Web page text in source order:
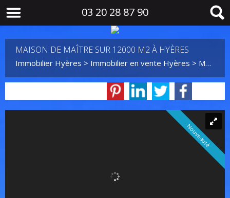
03 20 28 87 90
MAISON DE MAÎTRE SUR 12000 M2 À HYÈRES
Immobilier Hyères > Immobilier en vente Hyères > Maison Individuelle en vente Hyères
Nouveauté